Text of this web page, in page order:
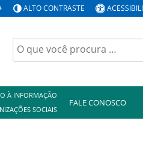
ALTO CONTRASTE
Buscar
por:
À INFORMAÇÃO
SOCIAIS
FALE CONOSCO